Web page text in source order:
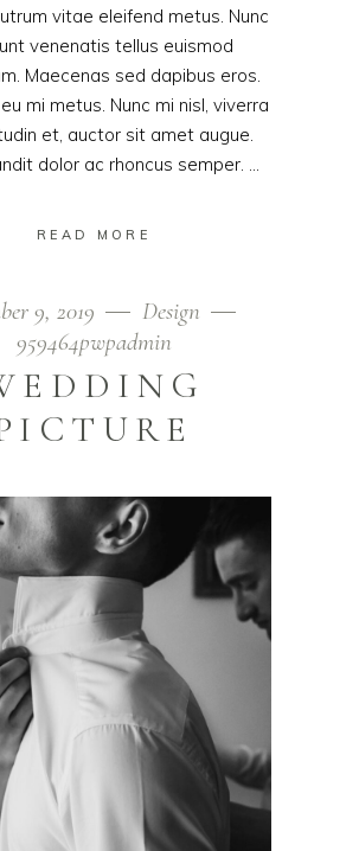
vitae eleifend metus. Nunc
venenatis tellus euismod
Maecenas sed dapibus eros.
mi metus. Nunc mi nisl, viverra
et, auctor sit amet augue.
dolor ac rhoncus semper.
READ MORE
9, 2019
Design
959464pwpadmin